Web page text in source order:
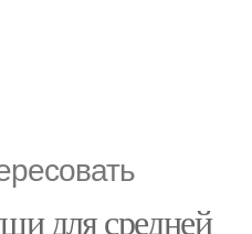
для средней